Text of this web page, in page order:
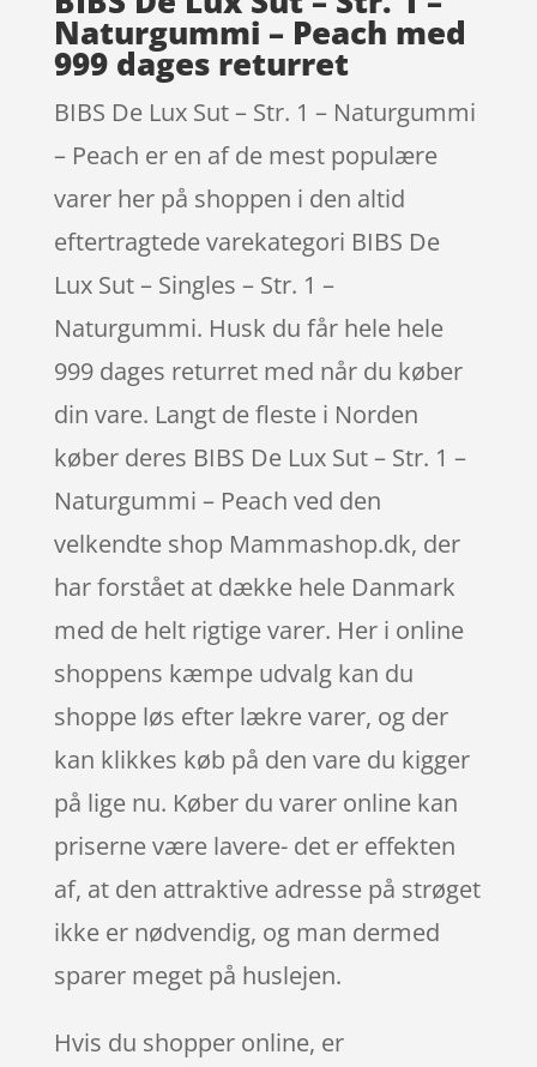
Naturgummi – Peach med
999 dages returret
BIBS De Lux Sut – Str. 1 – Naturgummi
– Peach er en af de mest populære
varer her på shoppen i den altid
eftertragtede varekategori BIBS De
Lux Sut – Singles – Str. 1 –
Naturgummi. Husk du får hele hele
999 dages returret med når du køber
din vare. Langt de fleste i Norden
køber deres BIBS De Lux Sut – Str. 1 –
Naturgummi – Peach ved den
velkendte shop Mammashop.dk, der
har forstået at dække hele Danmark
med de helt rigtige varer. Her i online
shoppens kæmpe udvalg kan du
shoppe løs efter lækre varer, og der
kan klikkes køb på den vare du kigger
på lige nu. Køber du varer online kan
priserne være lavere- det er effekten
af, at den attraktive adresse på strøget
ikke er nødvendig, og man dermed
sparer meget på huslejen.
Hvis du shopper online, er